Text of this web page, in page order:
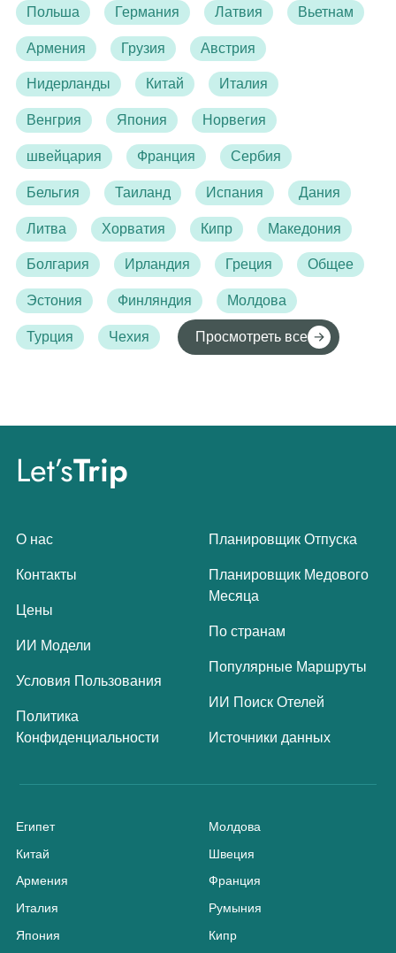
Польша
Германия Латвия
Вьетнам
Армения
Грузия
Австрия
Нидерланды
Китай
Италия
Венгрия
Япония
Норвегия
швейцария
Франция
Сербия
Бельгия
Таиланд Испания
Дания
Литва
Хорватия Кипр
Македония
Болгария
Ирландия Греция
Общее
Эстония
Финляндия
Молдова
Турция
Чехия Просмотреть все
Let’sTrip
О нас
Контакты
Цены
ИИ Модели
Условия Пользования
Политика
Конфиденциальности
Планировщик Отпуска
Планировщик Медового
Месяца
По странам
Популярные Маршруты
ИИ Поиск Отелей
Источники данных
Египет
Китай
Армения
Италия
Япония
Молдова
Швеция
Франция
Румыния
Кипр